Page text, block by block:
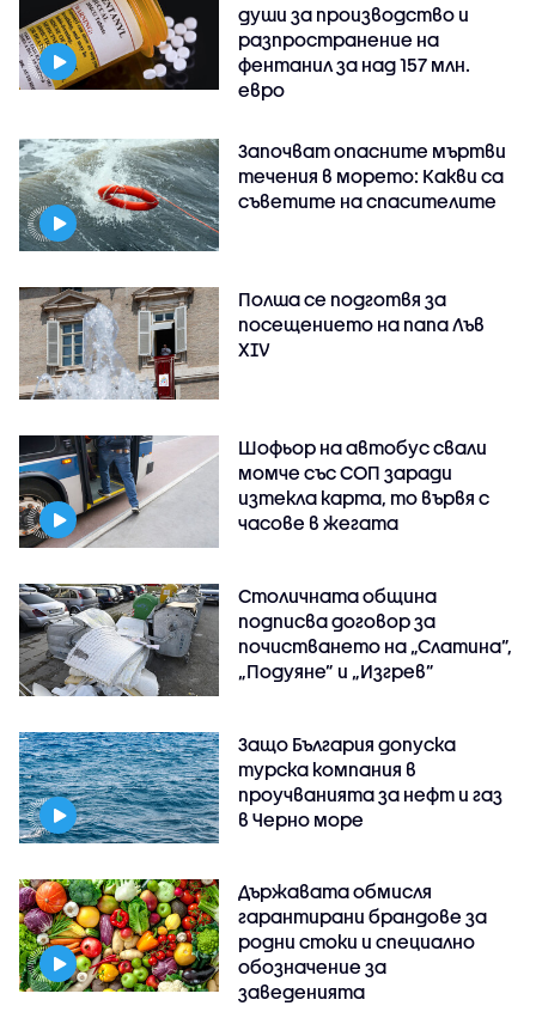
души за производство и
разпространение на
фентанил за над 157 млн.
евро
Започват опасните мъртви
течения в морето: Какви са
съветите на спасителите
Полша се подготвя за
посещението на папа Лъв
XIV
Шофьор на автобус свали
момче със СОП заради
изтекла карта, то вървя с
часове в жегата
Столичната община
подписва договор за
почистването на „Слатина”,
„Подуяне” и „Изгрев”
Защо България допуска
турска компания в
проучванията за нефт и газ
в Черно море
Държавата обмисля
гарантирани брандове за
родни стоки и специално
обозначение за
заведенията